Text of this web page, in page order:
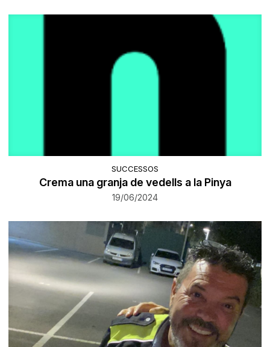
SUCCESSOS
Crema una granja de vedells a la Pinya
19/06/2024